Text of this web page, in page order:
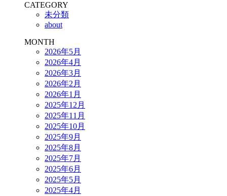
CATEGORY
未分類
about
MONTH
2026年5月
2026年4月
2026年3月
2026年2月
2026年1月
2025年12月
2025年11月
2025年10月
2025年9月
2025年8月
2025年7月
2025年6月
2025年5月
2025年4月